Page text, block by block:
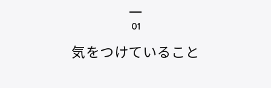
気をつけていること